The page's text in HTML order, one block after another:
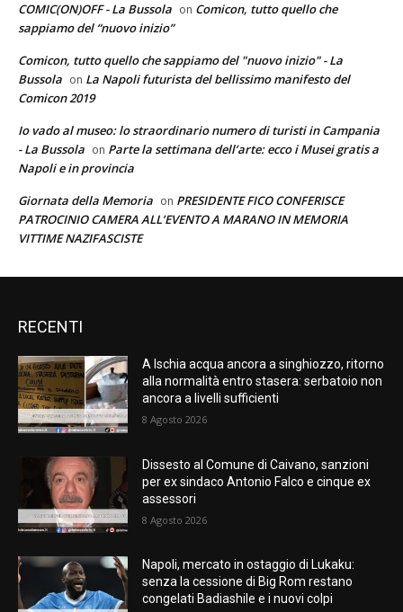
COMIC(ON)OFF - La Bussola on Comicon, tutto quello che
sappiamo del “nuovo inizio”
Comicon, tutto quello che sappiamo del "nuovo inizio" - La
Bussola on La Napoli futurista del bellissimo manifesto del
Comicon 2019
Io vado al museo: lo straordinario numero di turisti in Campania
- La Bussola on Parte la settimana dell’arte: ecco i Musei gratis a
Napoli e in provincia
Giornata della Memoria on PRESIDENTE FICO CONFERISCE
PATROCINIO CAMERA ALL’EVENTO A MARANO IN MEMORIA
VITTIME NAZIFASCISTE
RECENTI
A Ischia acqua ancora a singhiozzo, ritorno
alla normalità entro stasera: serbatoio non
ancora a livelli sufficienti
8 Agosto 2026
Dissesto al Comune di Caivano, sanzioni
per ex sindaco Antonio Falco e cinque ex
assessori
8 Agosto 2026
Napoli, mercato in ostaggio di Lukaku:
senza la cessione di Big Rom restano
congelati Badiashile e i nuovi colpi